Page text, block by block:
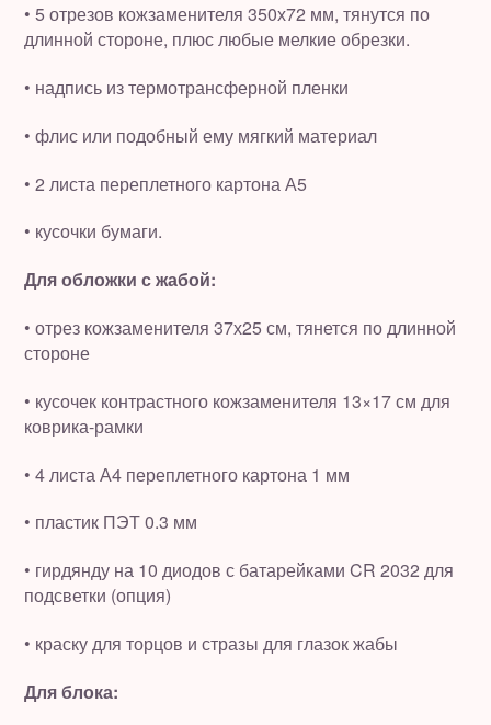
• 5 отрезов кожзаменителя 350х72 мм, тянутся по
длинной стороне, плюс любые мелкие обрезки.
• надпись из термотрансферной пленки
• флис или подобный ему мягкий материал
• 2 листа переплетного картона А5
• кусочки бумаги.
Для обложки с жабой:
• отрез кожзаменителя 37х25 см, тянется по длинной
стороне
• кусочек контрастного кожзаменителя 13×17 см для
коврика-рамки
• 4 листа А4 переплетного картона 1 мм
• пластик ПЭТ 0.3 мм
• гирдянду на 10 диодов с батарейками CR 2032 для
подсветки (опция)
• краску для торцов и стразы для глазок жабы
Для блока: